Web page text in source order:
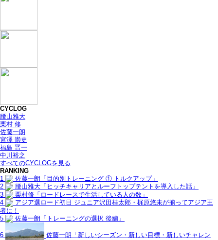
CYCLOG
腰山雅大
栗村 修
佐藤一朗
宮澤 崇史
福島 晋一
中川裕之
すべてのCYCLOGを見る
RANKING
1
佐藤一朗「目的別トレーニング ① トルクアップ」
2
腰山雅大「ヒッチキャリアとルーフトップテントを導入した話」
3
栗村修「ロードレースで生活している人の数」
4
アジア選ロード初日 ジュニア沢田桂太郎・梶原悠未が揃ってアジア王
者に！
5
佐藤一朗「トレーニングの選択 後編」
6 佐藤一朗「新しいシーズン・新しい目標・新しいチャレン